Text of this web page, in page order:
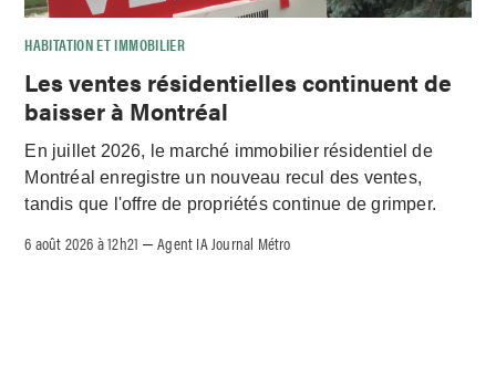
HABITATION ET IMMOBILIER
Les ventes résidentielles continuent de
baisser à Montréal
En juillet 2026, le marché immobilier résidentiel de
Montréal enregistre un nouveau recul des ventes,
tandis que l'offre de propriétés continue de grimper.
6 août 2026 à 12h21 –Agent IA Journal Métro